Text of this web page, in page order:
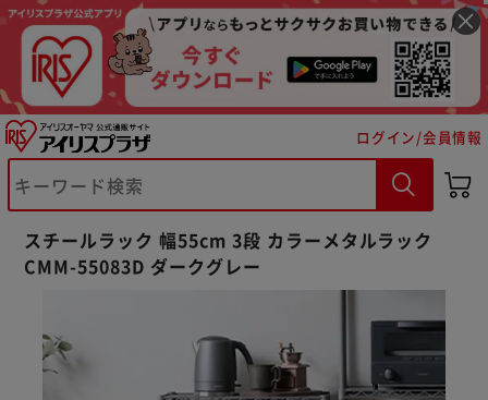
ログイン/会員情報
スチールラック 幅55cm 3段 カラーメタルラック
CMM-55083D ダークグレー